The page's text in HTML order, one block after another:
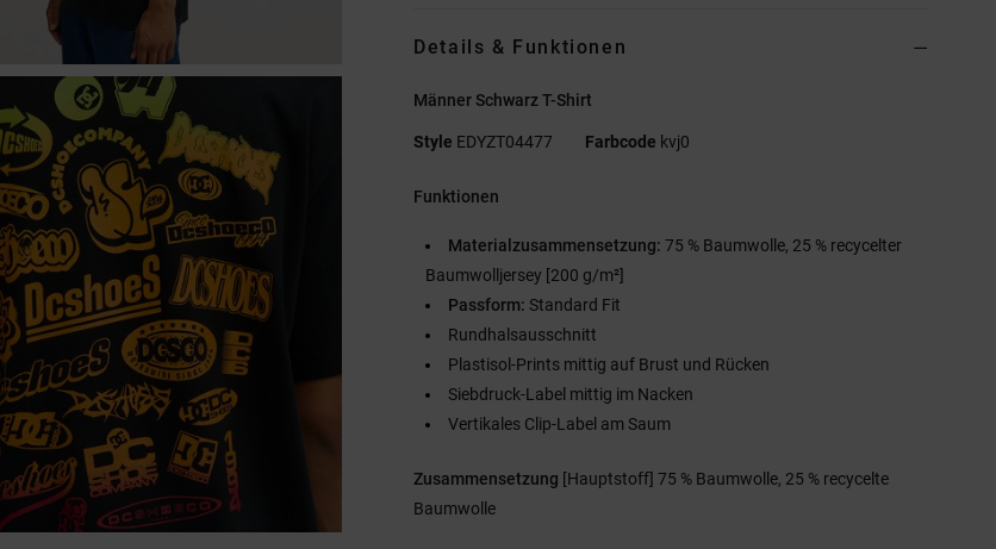
Details & Funktionen
Männer Schwarz T-Shirt
Style EDYZT04477 Farbcode kvj0
Funktionen
Materialzusammensetzung: 75 % Baumwolle, 25 % recycelter
Baumwolljersey [200 g/m²]
Passform: Standard Fit
Rundhalsausschnitt
Plastisol-Prints mittig auf Brust und Rücken
Siebdruck-Label mittig im Nacken
Vertikales Clip-Label am Saum
Zusammensetzung [Hauptstoff] 75 % Baumwolle, 25 % recycelte
Baumwolle